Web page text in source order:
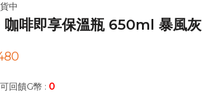
中
咖啡即享保溫瓶 650ml 暴風灰
回饋G幣 : 0